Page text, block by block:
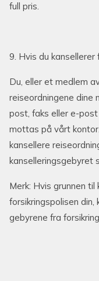
full pris.
9. Hvis du kansellerer
Du, eller et medlem
reiseordningene dine
post, faks eller e-
mottas på vårt
kansellere
kanselleringsgebyret
Merk: Hvis grunnen
forsikringspolisen din,
gebyrene fra